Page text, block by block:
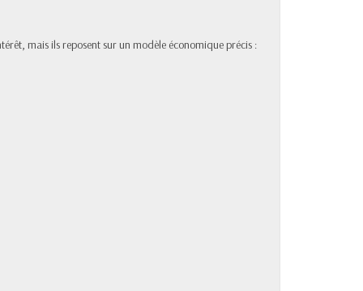
mais ils reposent sur un modèle économique précis :